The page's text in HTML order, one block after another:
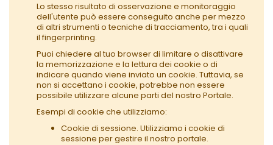
Lo stesso risultato di osservazione e monitoraggio
dell'utente può essere conseguito anche per mezzo
di altri strumenti o tecniche di tracciamento, tra i quali
il fingerprinting.
Puoi chiedere al tuo browser di limitare o disattivare
la memorizzazione e la lettura dei cookie o di
indicare quando viene inviato un cookie. Tuttavia, se
non si accettano i cookie, potrebbe non essere
possibile utilizzare alcune parti del nostro Portale.
Esempi di cookie che utilizziamo:
Cookie di sessione. Utilizziamo i cookie di
sessione per gestire il nostro portale.